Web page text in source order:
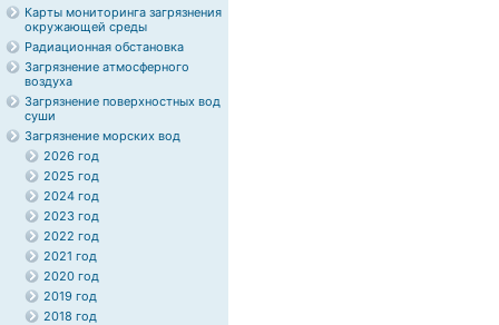
Карты мониторинга загрязнения
окружающей среды
Радиационная обстановка
Загрязнение атмосферного
воздуха
Загрязнение поверхностных вод
суши
Загрязнение морских вод
2026 год
2025 год
2024 год
2023 год
2022 год
2021 год
2020 год
2019 год
2018 год